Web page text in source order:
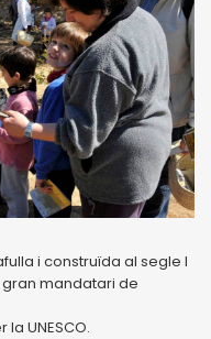
i construïda al segle I
gran mandatari de
UNESCO.